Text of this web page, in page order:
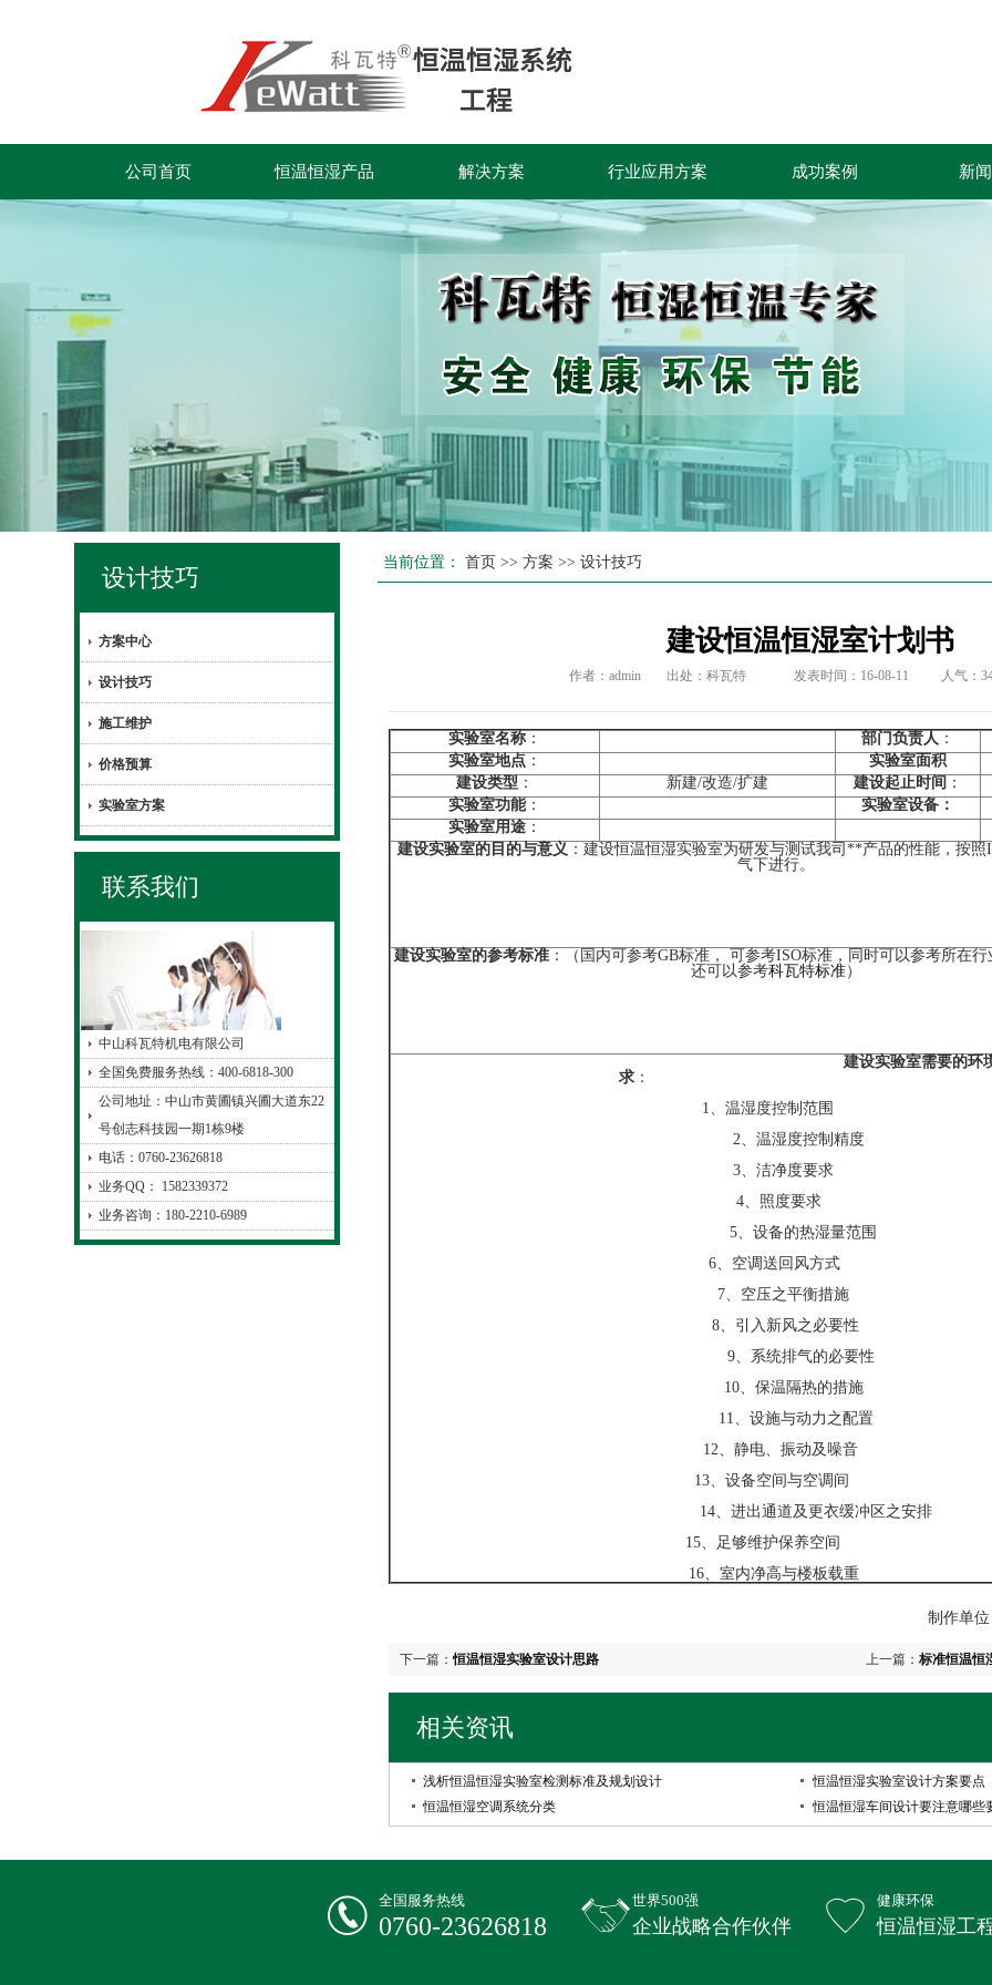
公司首页 恒温恒湿产品 解决方案 行业应用方案 成功案例 新
设计技巧
方案中心
设计技巧
施工维护
价格预算
实验室方案
联系我们
中山科瓦特机电有限公司
全国免费服务热线：400-6818-300
公司地址：中山市黄圃镇兴圃大道东22
号创志科技园一期1栋9楼
电话：0760-23626818
业务QQ： 1582339372
业务咨询：180-2210-6989
当前位置： 首页 >>方案 >>设计技巧
建设恒温恒湿室计划书
作者：admin 出处： 科瓦特 发表时间：16-08-11 人气：
实验室名称 ： 部门负责人 ：
实验室地点 ：
实验室面积
建设类型 ： 新建/改造/扩建 建设起止时间 ：
实验室功能：
实验室设备：
实验室用途 ：
建设实验室的目的与意义 ：建设恒温恒湿实验室为研发与测试我司**产品的性能，按
气下进行。
建设实验室的参考标准 ：（国内可参考GB标准， 可参考ISO标准，同时可以参考所在行
还可以参考科瓦特标准）
建设实验室需要的环境
求 ：
1、温湿度控制范围
2、温湿度控制精度
3、洁净度要求
4、照度要求
5、设备的热湿量范围
6、空调送回风方式
7、空压之平衡措施
8、引入新风之必要性
9、系统排气的必要性
10、保温隔热的措施
11、设施与动力之配置
12、静电、振动及噪音
13、设备空间与空调间
14、进出通道及更衣缓冲区之安排
15、足够维护保养空间
16、室内净高与楼板载重
制作单位：科瓦特实验
上一篇：标准恒温恒
下一篇：恒温恒湿实验室设计思路
相关资讯
浅析恒温恒湿实验室检测标准及规划设计
恒温恒湿实验室设计方案要点
恒温恒湿空调系统分类
恒温恒湿车间设计要注意哪些
全国服务热线
0760-23626818
世界500强
企业战略合作伙伴
健康环保
恒温恒湿工